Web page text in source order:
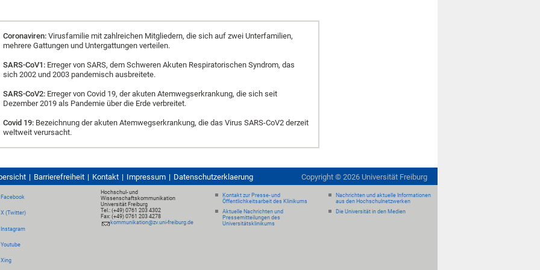
Coronaviren: Virusfamilie mit zahlreichen Mitgliedern, die sich auf zwei Unterfamilien,
mehrere Gattungen und Untergattungen verteilen.
SARS-CoV1: Erreger von SARS, dem Schweren Akuten Respiratorischen Syndrom, das
sich 2002 und 2003 pandemisch ausbreitete.
SARS-CoV2: Erreger von Covid 19, der akuten Atemwegserkrankung, die sich seit
Dezember 2019 als Pandemie über die Erde verbreitet.
Covid 19: Bezeichnung der akuten Atemwegserkrankung, die das Virus SARS-CoV2 derzeit
weltweit verursacht.
Barrierefreiheit Kontakt Impressum Datenschutzerklaerung Copyright © 2026 Universität Freiburg
Facebook
X (Twitter)
Instagram
Youtube
Xing
Hochschul- und
Wissenschaftskommunikation
Universität Freiburg
Tel.: (+49) 0761 203 4302
Fax: (+49) 0761 203 4278
kommunikation@zv.uni-freiburg.de
Kontakt zur Presse- und
Öffentlichkeitsarbeit des Klinikums
Aktuelle Nachrichten und
Pressemitteilungen des
Universitätsklinikums
Nachrichten und aktuelle Informationen
aus den Hochschulnetzwerken
Die Universität in den Medien